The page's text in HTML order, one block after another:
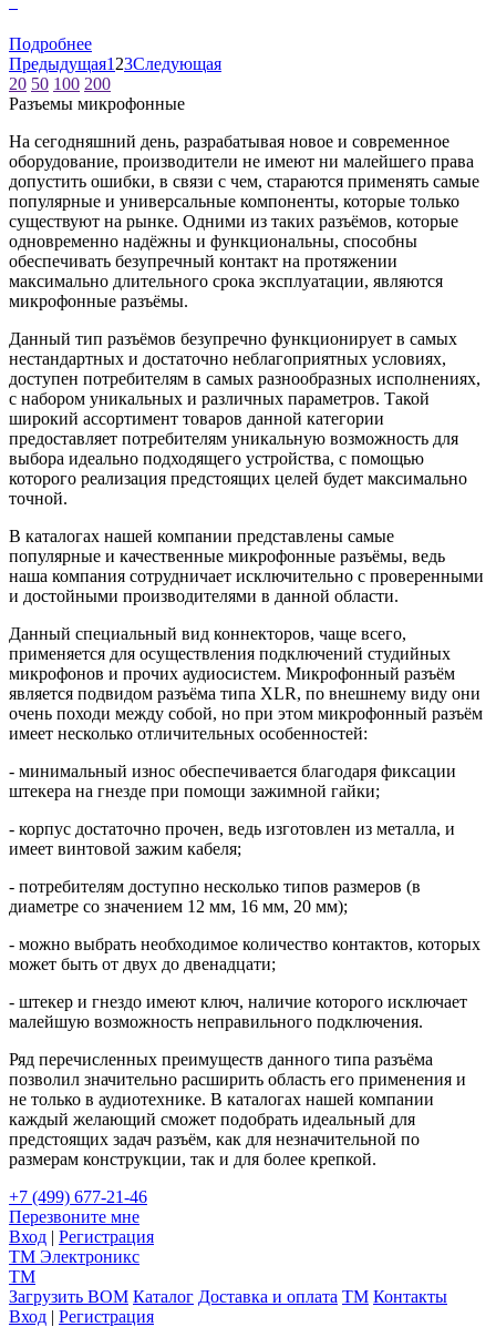
Подробнее
Предыдущая1 23Следующая
20 50 100 200
Разъeмы микрофонные
На сегодняшний день, разрабатывая новое и современное
оборудование, производители не имеют ни малейшего права
допустить ошибки, в связи с чем, стараются применять самые
популярные и универсальные компоненты, которые только
существуют на рынке. Одними из таких разъёмов, которые
одновременно надёжны и функциональны, способны
обеспечивать безупречный контакт на протяжении
максимально длительного срока эксплуатации, являются
микрофонные разъёмы.
Данный тип разъёмов безупречно функционирует в самых
нестандартных и достаточно неблагоприятных условиях,
доступен потребителям в самых разнообразных исполнениях,
с набором уникальных и различных параметров. Такой
широкий ассортимент товаров данной категории
предоставляет потребителям уникальную возможность для
выбора идеально подходящего устройства, с помощью
которого реализация предстоящих целей будет максимально
точной.
В каталогах нашей компании представлены самые
популярные и качественные микрофонные разъёмы, ведь
наша компания сотрудничает исключительно с проверенными
и достойными производителями в данной области.
Данный специальный вид коннекторов, чаще всего,
применяется для осуществления подключений студийных
микрофонов и прочих аудиосистем. Микрофонный разъём
является подвидом разъёма типа XLR, по внешнему виду они
очень походи между собой, но при этом микрофонный разъём
имеет несколько отличительных особенностей:
- минимальный износ обеспечивается благодаря фиксации
штекера на гнезде при помощи зажимной гайки;
- корпус достаточно прочен, ведь изготовлен из металла, и
имеет винтовой зажим кабеля;
- потребителям доступно несколько типов размеров (в
диаметре со значением 12 мм, 16 мм, 20 мм);
- можно выбрать необходимое количество контактов, которых
может быть от двух до двенадцати;
- штекер и гнездо имеют ключ, наличие которого исключает
малейшую возможность неправильного подключения.
Ряд перечисленных преимуществ данного типа разъёма
позволил значительно расширить область его применения и
не только в аудиотехнике. В каталогах нашей компании
каждый желающий сможет подобрать идеальный для
предстоящих задач разъём, как для незначительной по
размерам конструкции, так и для более крепкой.
+7 (499) 677-21-46
Перезвоните мне
Вход | Регистрация
TM Электроникс
TM
Загрузить BOM Каталог Доставка и оплата TM Контакты
Вход | Регистрация